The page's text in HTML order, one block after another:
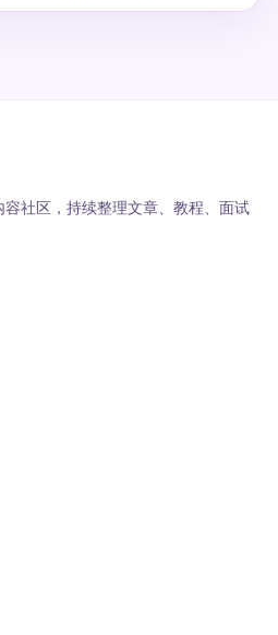
社区，持续整理文章、教程、面试